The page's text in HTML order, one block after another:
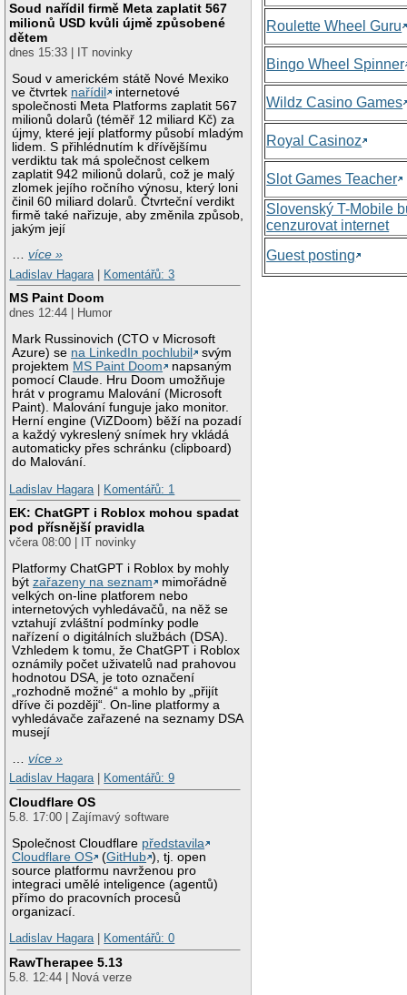
Soud nařídil firmě Meta zaplatit 567
milionů USD kvůli újmě způsobené
dětem
dnes 15:33 | IT novinky
Soud v americkém státě Nové Mexiko
ve čtvrtek nařídil
internetové
společnosti Meta Platforms zaplatit 567
milionů dolarů (téměř 12 miliard Kč) za
újmy, které její platformy působí mladým
lidem. S přihlédnutím k dřívějšímu
verdiktu tak má společnost celkem
zaplatit 942 milionů dolarů, což je malý
zlomek jejího ročního výnosu, který loni
činil 60 miliard dolarů. Čtvrteční verdikt
firmě také nařizuje, aby změnila způsob,
jakým její
…více »
Ladislav Hagara
Komentářů: 3
MS Paint Doom
dnes 12:44 | Humor
Mark Russinovich (CTO v Microsoft
Azure) se na LinkedIn pochlubil
svým
projektem MS Paint Doom
napsaným
pomocí Claude. Hru Doom umožňuje
hrát v programu Malování (Microsoft
Paint). Malování funguje jako monitor.
Herní engine (ViZDoom) běží na pozadí
a každý vykreslený snímek hry vkládá
automaticky přes schránku (clipboard)
do Malování.
Ladislav Hagara
Komentářů: 1
EK: ChatGPT i Roblox mohou spadat
pod přísnější pravidla
včera 08:00 | IT novinky
Platformy ChatGPT i Roblox by mohly
býtzařazeny na seznam
mimořádně
velkých on-line platforem nebo
internetových vyhledávačů, na něž se
vztahují zvláštní podmínky podle
nařízení o digitálních službách (DSA).
Vzhledem k tomu, že ChatGPT i Roblox
oznámily počet uživatelů nad prahovou
hodnotou DSA, je toto označení
„rozhodně možné“ a mohlo by „přijít
dříve či později“. On-line platformy a
vyhledávače zařazené na seznamy DSA
musejí
…více »
Ladislav Hagara| Komentářů: 9
Cloudflare OS
5.8. 17:00 | Zajímavý software
Společnost Cloudflare představila
Cloudflare OS
(GitHub ), tj. open
source platformu navrženou pro
integraci umělé inteligence (agentů)
přímo do pracovních procesů
organizací.
Ladislav Hagara| Komentářů: 0
RawTherapee 5.13
5.8. 12:44 | Nová verze
Roulette Wheel Guru
Bingo Wheel Spinner
Wildz Casino Games
Royal Casinoz
Slot Games Teacher
Slovenský T-Mobile
cenzurovat internet
Guest posting